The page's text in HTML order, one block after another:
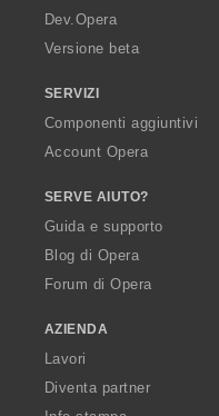
a
Dev.Opera
Versione beta
SERVIZI
Componenti aggiuntivi
Account Opera
SERVE AIUTO?
Guida e supporto
Blog di Opera
Forum di Opera
AZIENDA
Lavori
Diventa partner